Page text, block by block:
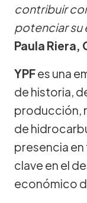
contribuir
potenciar su
Paula Riera,
YPFes una
de historia,
producción,
de
presencia en
clave en el
económico